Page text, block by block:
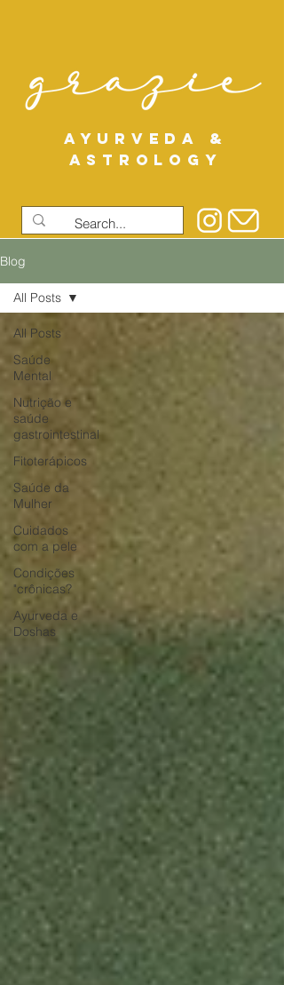
AYURVEDA &
ASTROLOGY
Blog
All Posts
Saúde
Mental
Nutrição e
saúde
gastrointestinal
Fitoterápicos
Saúde da
Mulher
Cuidados
com a pele
Condições
"crônicas?
Ayurveda e
Doshas
All Posts